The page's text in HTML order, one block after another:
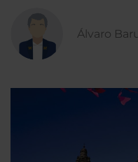
Álvaro